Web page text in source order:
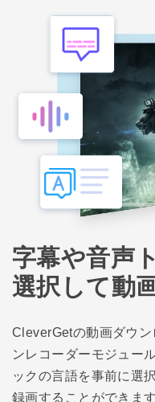
字幕や音声
選択して動
CleverGetの動画ダウ
ンレコーダーモジュー
ックの言語を事前に選
録画することができま